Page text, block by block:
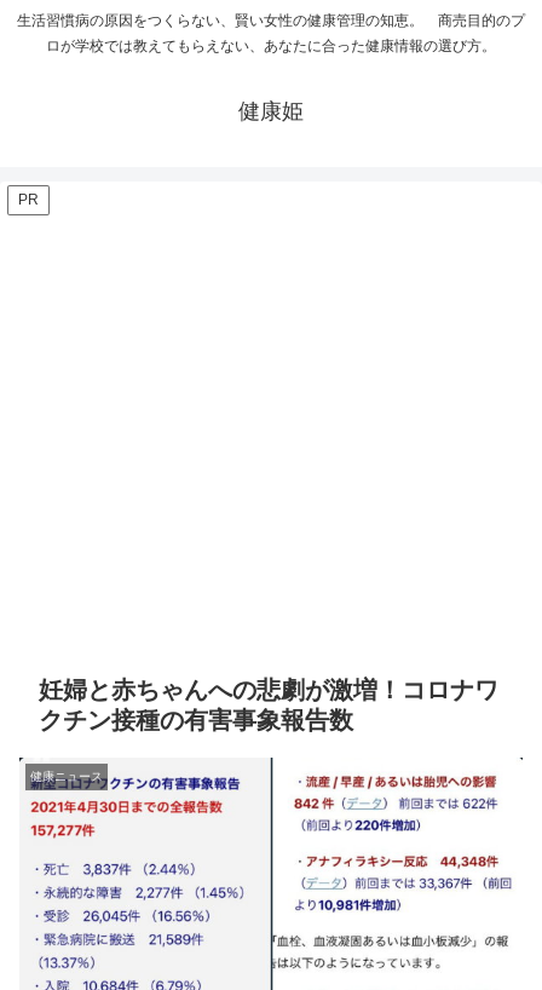
生活習慣病の原因をつくらない、賢い女性の健康管理の知恵。 商売目的のプ
ロが学校では教えてもらえない、あなたに合った健康情報の選び方。
健康姫
PR
妊婦と赤ちゃんへの悲劇が激増！コロナワ
クチン接種の有害事象報告数
健康ニュース